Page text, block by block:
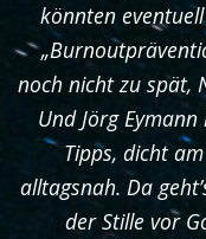
könnten
noch nicht zu spät,
Und Jörg
Tipps, dicht
alltagsnah. Da
der Stille vor